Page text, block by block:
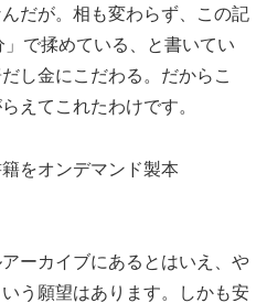
だが。相も変わらず、この記
で揉めている、と書いてい
し金にこだわる。だからこ
えてこれたわけです。
籍をオンデマンド製本
ーカイブにあるとはいえ、や
う願望はあります。しかも安